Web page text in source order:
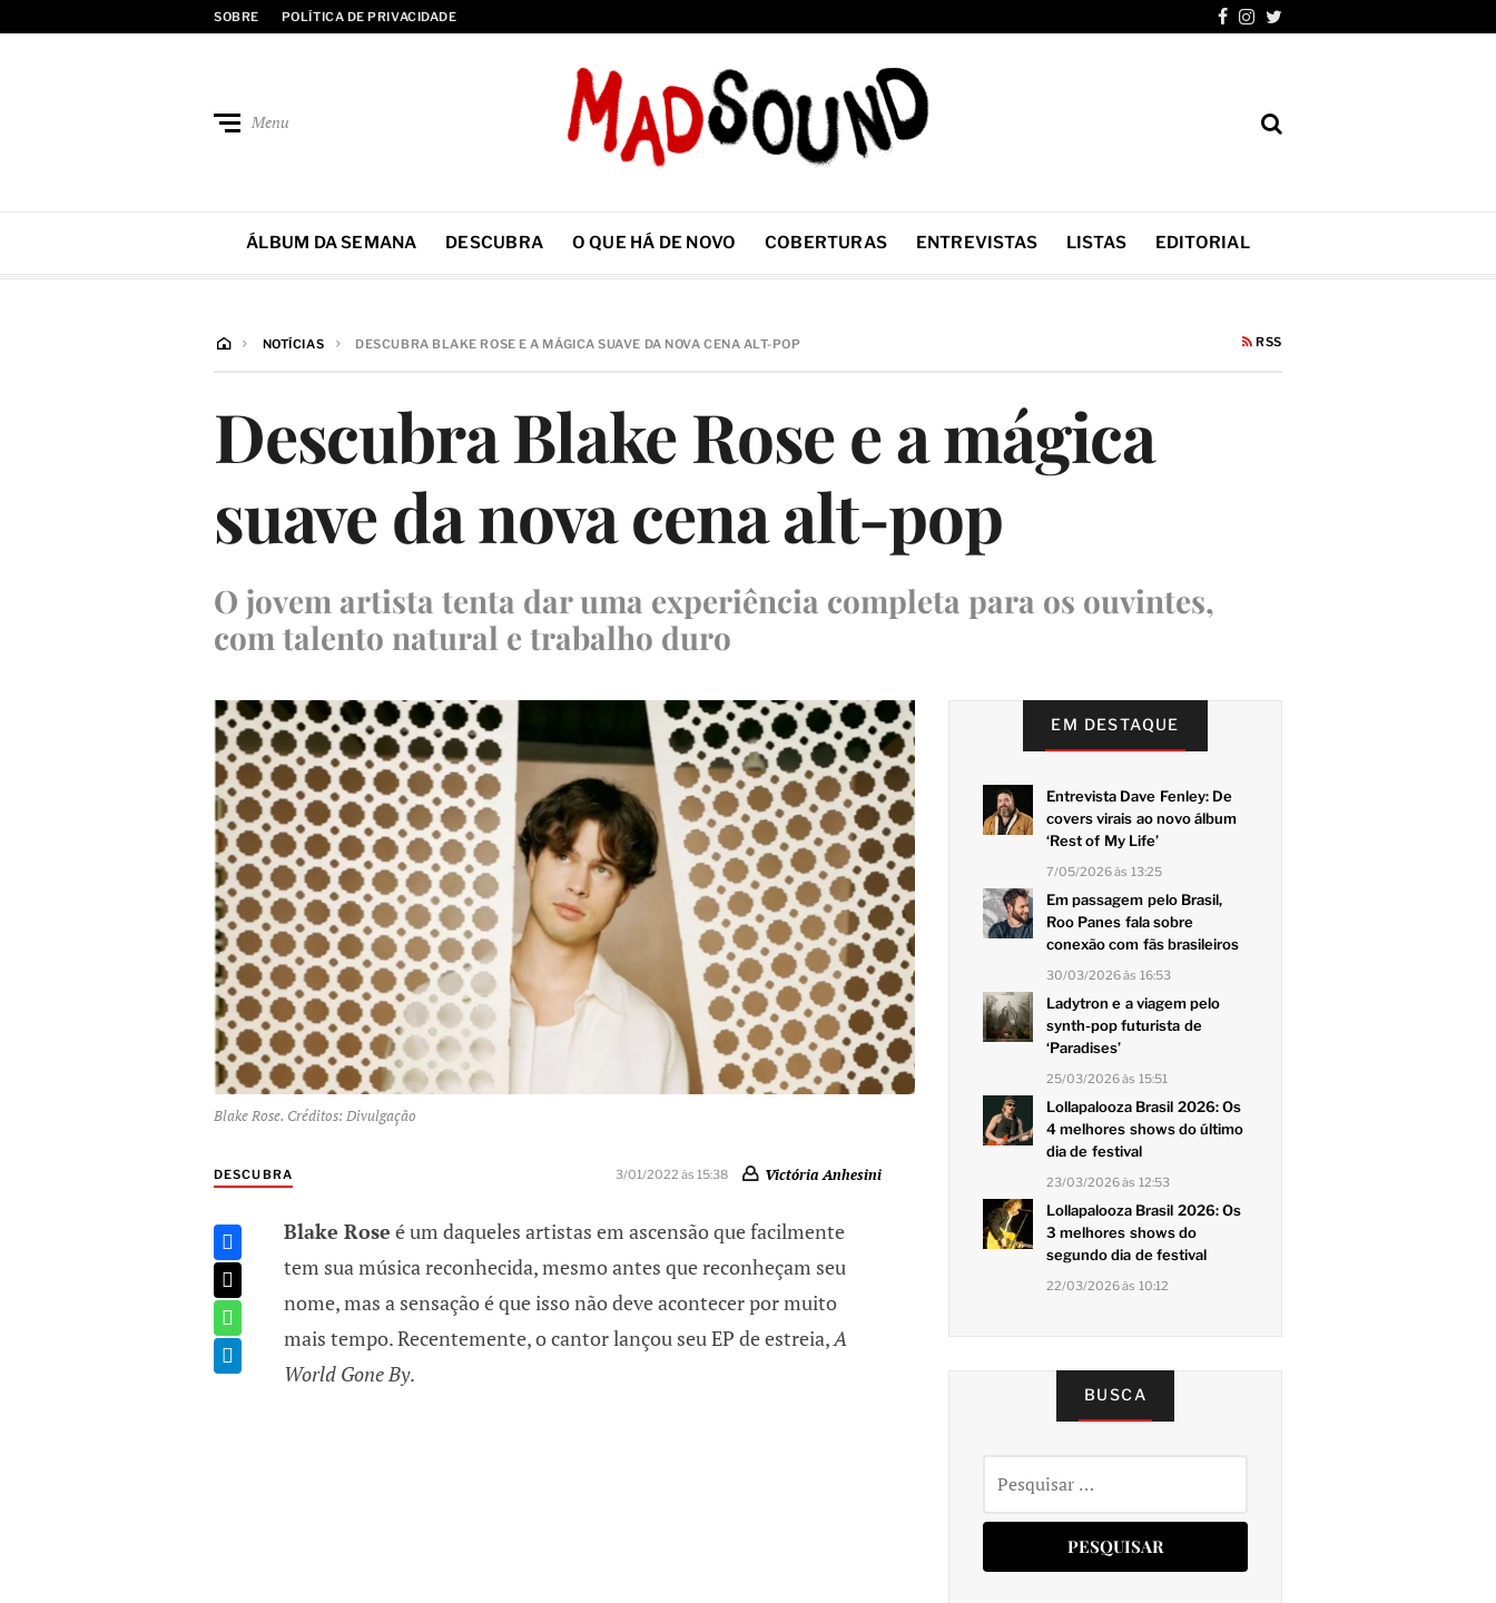
SOBRE POLÍTICA DE PRIVACIDADE
Menu
ÁLBUM DA SEMANA DESCUBRA O QUE HÁ DE NOVO COBERTURAS ENTREVISTAS LISTAS EDITORIAL
NOTÍCIAS DESCUBRA BLAKE ROSE E A MÁGICA SUAVE DA NOVA CENA ALT-POP RSS
Descubra Blake Rose e a mágica
suave da nova cena alt-pop
O jovem artista tenta dar uma experiência completa para os ouvintes,
com talento natural e trabalho duro
Blake Rose. Créditos: Divulgação
DESCUBRA 3/01/2022 às 15:38 Victória Anhesini
Blake Rose é um daqueles artistas em ascensão que facilmente
tem sua música reconhecida, mesmo antes que reconheçam seu
nome, mas a sensação é que isso não deve acontecer por muito
mais tempo. Recentemente, o cantor lançou seu EP de estreia, A
World Gone By.
EM DESTAQUE
Entrevista Dave Fenley: De
covers virais ao novo álbum
‘Rest of My Life’
7/05/2026 às 13:25
Em passagem pelo Brasil,
Roo Panes fala sobre
conexão com fãs brasileiros
30/03/2026 às 16:53
Ladytron e a viagem pelo
synth-pop futurista de
‘Paradises’
25/03/2026 às 15:51
Lollapalooza Brasil 2026: Os
4 melhores shows do último
dia de festival
23/03/2026 às 12:53
Lollapalooza Brasil 2026: Os
3 melhores shows do
segundo dia de festival
22/03/2026 às 10:12
BUSCA
por: